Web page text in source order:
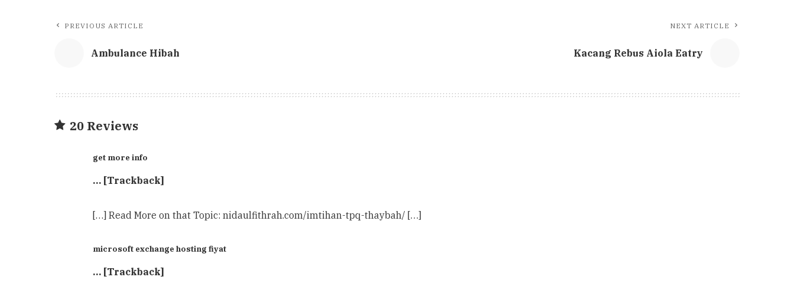
PREVIOUS ARTICLE
Ambulance Hibah
NEXT ARTICLE
Kacang Rebus Aiola Eatry
20 Reviews
get more info
… [Trackback]
[…] Read More on that Topic: nidaulfithrah.com/imtihan-tpq-thaybah/ […]
microsoft exchange hosting fiyat
… [Trackback]